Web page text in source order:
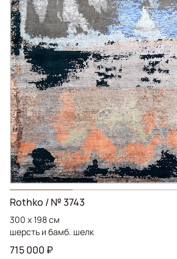
Rothko / № 3743
300 x 198 см
шерсть и бамб. шелк
715 000 ₽